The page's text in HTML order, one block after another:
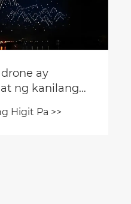
ay
ng kanilang
na
Higit Pa >>